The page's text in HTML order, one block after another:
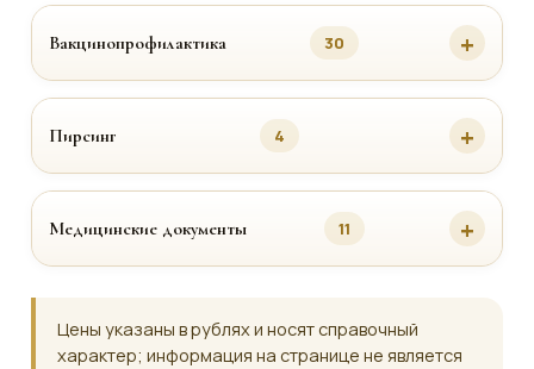
Вакцинопрофилактика 30
Пирсинг 4
Медицинские документы 11
Цены указаны в рублях и носят справочный
характер; информация на странице не является